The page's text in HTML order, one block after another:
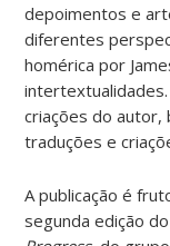
depoimentos e
diferentes
homérica por
criações do autor,
traduções e
A publicação é
segunda edição